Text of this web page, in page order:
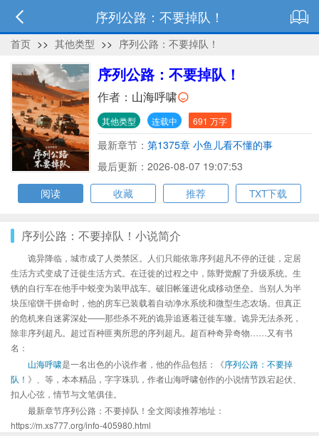
序列公路：不要掉队！
首页 >> 其他类型 >> 序列公路：不要掉队！
序列公路：不要掉队！
作者： 山海呼啸
其他类型 连载中 691 万字
最新章节： 第1375章 小鱼儿看不懂的事
最后更新：2026-08-07 19:07:53
阅读
收藏 推荐 TXT下载
序列公路：不要掉队！小说简介
诡异降临，城市成了人类禁区。人们只能依靠序列超凡不停的迁徙，定居
生活方式变成了迁徙生活方式。在迁徙的过程之中，陈野觉醒了升级系统。生
锈的自行车在他手中蜕变为装甲战车。破旧帐篷进化成移动堡垒。当别人为半
块压缩饼干拼命时，他的房车已装载着自动净水系统和微型生态农场。但真正
的危机来自迷雾深处——那些杀不死的诡异追逐着迁徙车辙。诡异无法杀死，
除非序列超凡。超过百种匪夷所思的序列超凡。超百种奇异奇物……又有书
名：
山海呼啸是一名出色的小说作者，他的作品包括：《序列公路：不要掉
队！ 》、等，本本精品，字字珠玑，作者山海呼啸创作的小说情节跌宕起伏、
扣人心弦，情节与文笔俱佳。
最新章节序列公路：不要掉队！全文阅读推荐地址：
https://m.xs777.org/info-405980.html